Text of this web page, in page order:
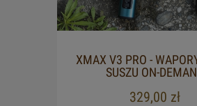
XMAX V3 PRO -
SUSZU ON-
329,00 zł